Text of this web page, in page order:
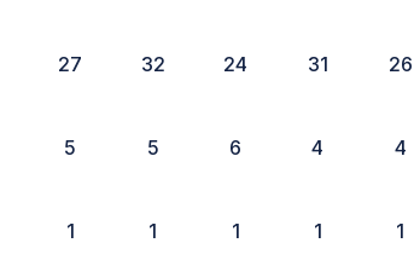
27 32 24 31 26
5 5 6 4 4
1 1 1 1 1